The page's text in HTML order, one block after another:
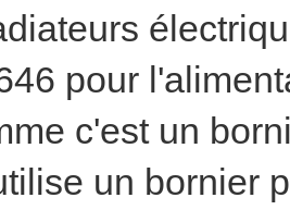
pour
c'est un
un bornier